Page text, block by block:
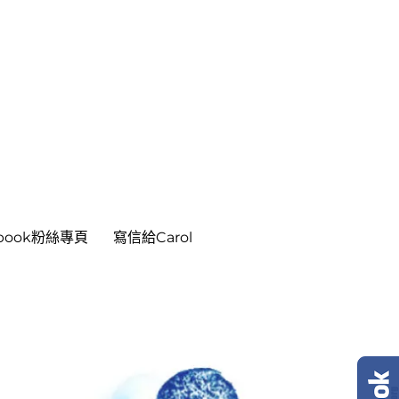
粉絲專頁 寫信給Carol